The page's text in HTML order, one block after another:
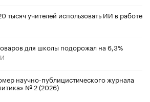
тысяч учителей использовать ИИ в работе
для школы подорожал на 6,3%
научно-публицистического журнала
№ 2 (2026)